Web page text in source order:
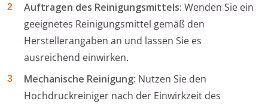
Auftragen des Reinigungsmittels: Wenden Sie ein
geeignetes Reinigungsmittel gemäß den
Herstellerangaben an und lassen Sie es
ausreichend einwirken.
Mechanische Reinigung: Nutzen Sie den
Hochdruckreiniger nach der Einwirkzeit des